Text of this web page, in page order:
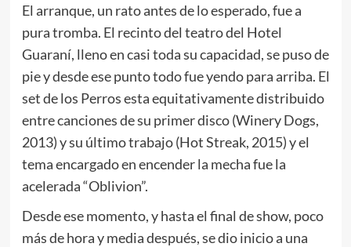
El arranque, un rato antes de lo esperado, fue a
pura tromba. El recinto del teatro del Hotel
Guaraní, lleno en casi toda su capacidad, se puso de
pie y desde ese punto todo fue yendo para arriba. El
set de los Perros esta equitativamente distribuido
entre canciones de su primer disco (Winery Dogs,
2013) y su último trabajo (Hot Streak, 2015) y el
tema encargado en encender la mecha fue la
acelerada “Oblivion”.
Desde ese momento, y hasta el final de show, poco
más de hora y media después, se dio inicio a una